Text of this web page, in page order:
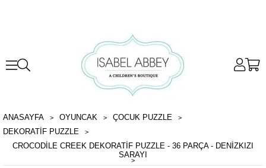
ANASAYFA OYUNCAK
ÇOCUK PUZZLE
DEKORATIF PUZZLE
CROCODILE CREEK DEKORATIF PUZZLE - 36 PARÇA - DENIZKIZI
SARAYI